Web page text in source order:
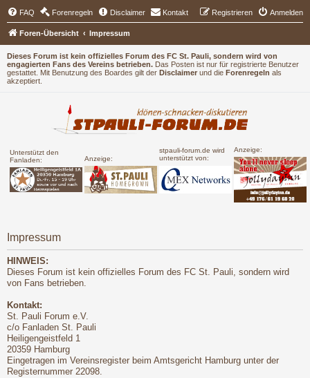
Dieses Forum ist kein offizielles Forum des FC St. Pauli, sondern wird von
engagierten Fans des Vereins betrieben. Das Posten ist nur für registrierte Benutzer
gestattet. Mit Benutzung des Boardes gilt der Disclaimer und die Forenregeln als
akzeptiert.
Unterstützt den
Fanladen:
Anzeige:
stpauli-forum.de wird
unterstützt von:
Anzeige:
FAQ Forenregeln Disclaimer Kontakt Anmelden
Registrieren
Foren-Übersicht Impressum
Impressum
HINWEIS:
Dieses Forum ist kein offizielles Forum des FC St. Pauli, sondern wird
von Fans betrieben.
Kontakt:
St. Pauli Forum e.V.
c/o Fanladen St. Pauli
Heiligengeistfeld 1
20359 Hamburg
Eingetragen im Vereinsregister beim Amtsgericht Hamburg unter der
Registernummer 22098.